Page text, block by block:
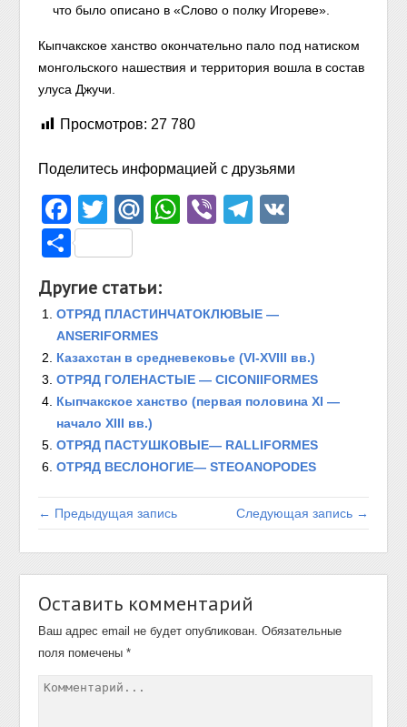
что было описано в «Слово о полку Игореве».
Кыпчакское ханство окончательно пало под натиском
монгольского нашествия и территория вошла в состав
улуса Джучи.
Просмотров: 27 780
Поделитесь информацией с друзьями
Facebook
TwitterMail.Ru
WhatsApp
ViberTelegram
Отправить
Другие статьи:
ОТРЯД ПЛАСТИНЧАТОКЛЮВЫЕ —
ANSERIFORMES
Казахстан в средневековье (VI-XVIII вв.)
ОТРЯД ГОЛЕНАСТЫЕ — CICONIIFORMES
Кыпчакское ханство (первая половина XI —
начало ХIII вв.)
ОТРЯД ПАСТУШКОВЫЕ— RALLIFORMES
ОТРЯД ВЕСЛОНОГИЕ— STEOANOPODES
← Предыдущая запись Следующая запись →
Оставить комментарий
Ваш адрес email не будет опубликован. Обязательные
поля помечены*